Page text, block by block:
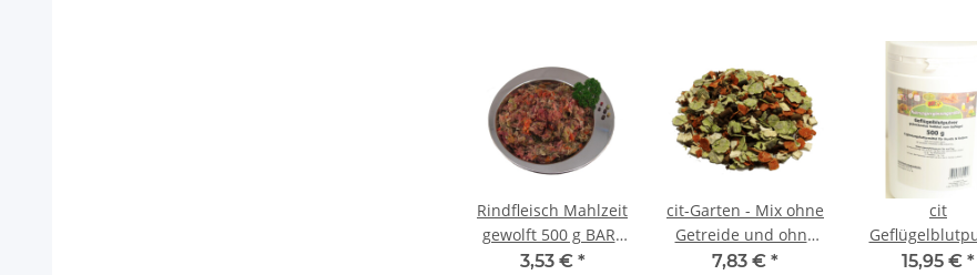
Rindfleisch Mahlzeit
gewolft 500 g BARF
Frostfutter
3,53 € *
cit-Garten - Mix ohne
Getreide und ohne
Kräuter 500 g BARF
7,83 € *
cit
500 g
15,95 € *